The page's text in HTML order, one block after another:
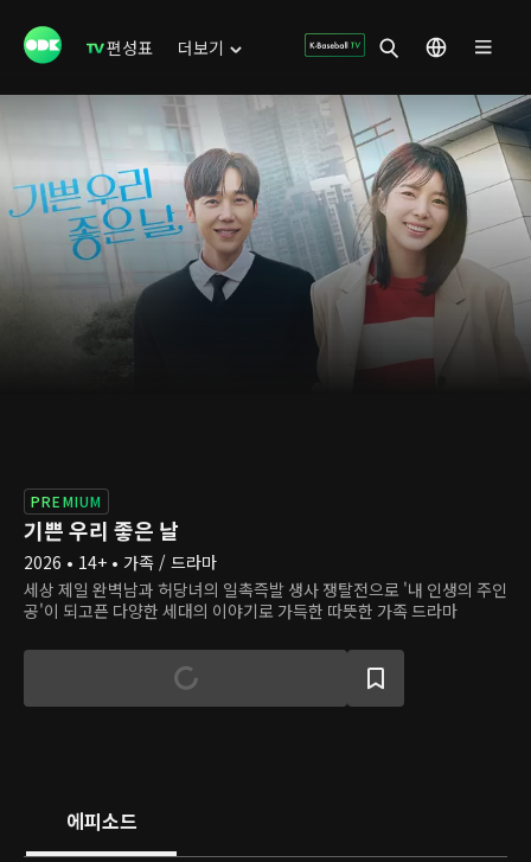
편성표 더보기
PREMIUM
기쁜 우리 좋은 날
2026 • 14+ • 가족 / 드라마
세상 제일 완벽남과 허당녀의 일촉즉발 생사 쟁탈전으로 '내 인생의 주인
공'이 되고픈 다양한 세대의 이야기로 가득한 따뜻한 가족 드라마
에피소드